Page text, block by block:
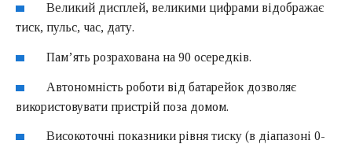
Великий дисплей, великими цифрами відображає
тиск, пульс, час, дату.
Пам’ять розрахована на 90 осередків.
Автономність роботи від батарейок дозволяє
використовувати пристрій поза домом.
Високоточні показники рівня тиску (в діапазоні 0-